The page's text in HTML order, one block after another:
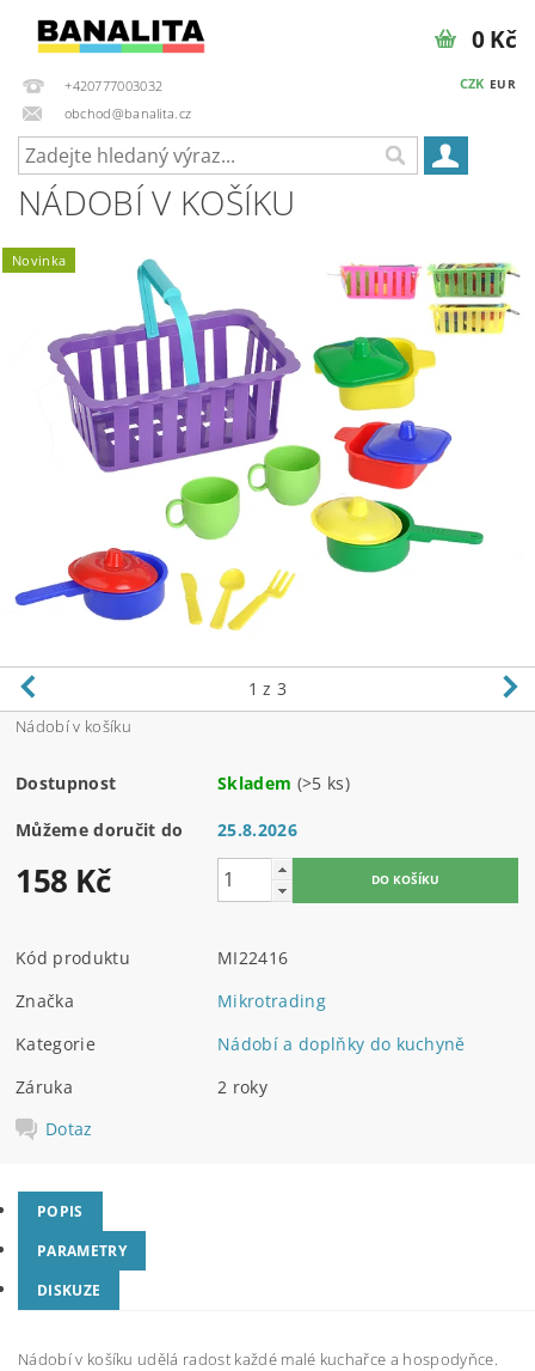
+420777003032
obchod@banalita.cz
CZK EUR
0 Kč
NÁDOBÍ V KOŠÍKU
Novinka
1 z 3
Nádobí v košíku
Dostupnost Skladem (>5 ks)
Můžeme doručit do 25.8.2026
158 Kč
Kód produktu
MI22416
Značka
Mikrotrading
Kategorie
Nádobí a doplňky do kuchyně
Záruka
2 roky
Dotaz
POPIS
PARAMETRY
DISKUZE
Nádobí v košíku udělá radost každé malé kuchařce a hospodyňce.